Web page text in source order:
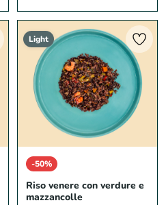
Light
-50%
Riso venere con verdure e
mazzancolle